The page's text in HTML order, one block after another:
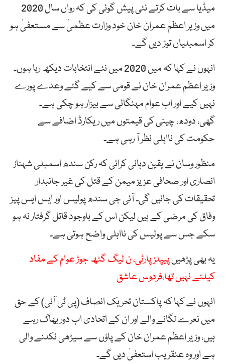
میڈیا سے بات کرتے نئی پیش گوئی کی کہ رواں سال 2020
میں وزیر اعظم عمران خان خود وزارت عظمیٰ سے مستعفیٰ ہو
کر اسمبلیاں توڑ دیں گے۔
انہوں نے کہا کہ میں 2020 میں نئے انتخابات دیکھ رہا ہوں۔
وزیر اعظم عمران خان نے قومی سے کیے گئے وعدے پورے
نہیں کیے اور اب عوام مہنگائی سے بیزار ہو چکی ہے۔
گھی، دودھ، چینی کی قیمتوں میں ریکارڈ اضافے سے
حکومت کی نااہلی نظر آ رہی ہے۔
منظور وسان نے یقین دہانی کرائی کہ رکن سندھ اسمبلی شہناز
انصاری اور صحافی عزیز میمن کے قتل کی غیر جانبدار
تحقیقات کی جائیں گی۔ آئی جی سندھ پولیس اور ایس ایس پیز
وفاق کی مرضی کے ہیں لیکن اس کے باوجود قاتل گرفتار نہ ہو
سکے جس سے پولیس کی نااہلی واضح ہوتی ہے۔
یہ بھی پڑھیںپیپلزپارٹی، ن لیگ گٹھ جوڑ عوام کے مفاد
کیلئے نہیں تھا،فردوس عاشق
انہوں نے کہا کہ پاکستان تحریک انصاف (پی ٹی آئی) کے حق
میں نعرے لگانے والے اور ان کے اتحادی اب دور بھاگ رہے
ہیں، وزیر اعظم عمران خان کے پاؤں سے سیڑھی نکلنے والی
ہے اور وہ عنقریب استعفیٰ دیں گے۔